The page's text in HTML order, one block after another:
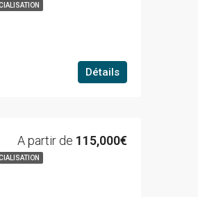
Détails
A partir de 115,000€